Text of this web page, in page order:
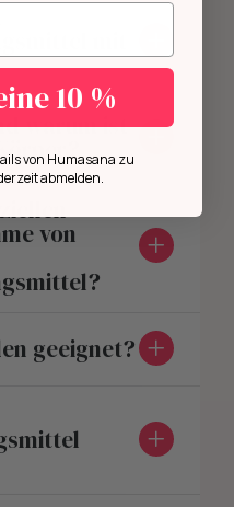
mit
warum ist
von
geeignet?
10 %
von Humasana zu
abmelden.